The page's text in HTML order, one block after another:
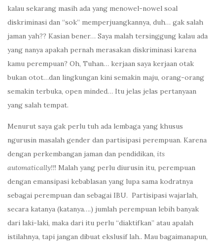
kalau sekarang masih ada yang menowel-nowel soal
diskriminasi dan “sok” memperjuangkannya, duh… gak salah
jaman yah?? Kasian bener… Saya malah tersinggung kalau ada
yang nanya apakah pernah merasakan diskriminasi karena
kamu perempuan? Oh, Tuhan… kerjaan saya kerjaan otak
bukan otot…dan lingkungan kini semakin maju, orang-orang
semakin terbuka, open minded… Itu jelas jelas pertanyaan
yang salah tempat.
Menurut saya gak perlu tuh ada lembaga yang khusus
ngurusin masalah gender dan partisipasi perempuan. Karena
dengan perkembangan jaman dan pendidikan, its
automatically!!! Malah yang perlu diurusin itu, perempuan
dengan emansipasi kebablasan yang lupa sama kodratnya
sebagai perempuan dan sebagai IBU. Partisipasi wajarlah,
secara katanya (katanya….) jumlah perempuan lebih banyak
dari laki-laki, maka dari itu perlu “diaktifkan” atau apalah
istilahnya, tapi jangan dibuat ekslusif lah.. Mau bagaimanapun,